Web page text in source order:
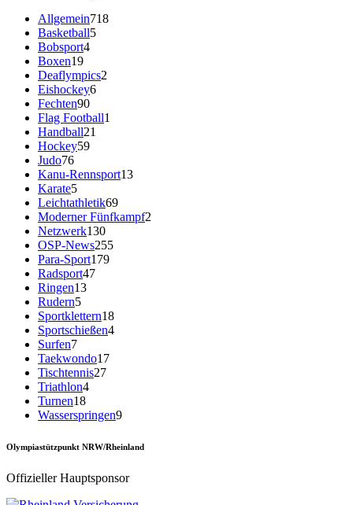
Allgemein718
Basketball5
Bobsport4
Boxen19
Deaflympics2
Eishockey6
Fechten90
Flag Football1
Handball21
Hockey59
Judo76
Kanu-Rennsport13
Karate5
Leichtathletik69
Moderner Fünfkampf2
Netzwerk130
OSP-News255
Para-Sport179
Radsport47
Ringen13
Rudern5
Sportklettern18
Sportschießen4
Surfen7
Taekwondo17
Tischtennis27
Triathlon4
Turnen18
Wasserspringen9
Olympiastützpunkt NRW/Rheinland
Offizieller Hauptsponsor